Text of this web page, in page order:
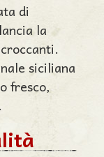
di
la
siciliana
fresco,